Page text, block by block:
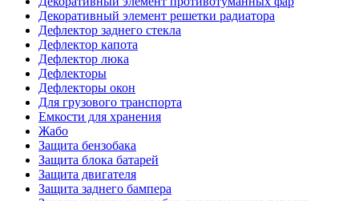
Декоративный элемент решетки радиатора
Дефлектор заднего стекла
Дефлектор капота
Дефлектор люка
Дефлекторы
Дефлекторы окон
Для грузового транспорта
Емкости для хранения
Жабо
Защита бензобака
Защита блока батарей
Защита двигателя
Защита заднего бампера